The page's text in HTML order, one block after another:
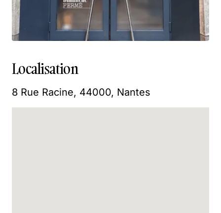
Localisation
8 Rue Racine, 44000, Nantes